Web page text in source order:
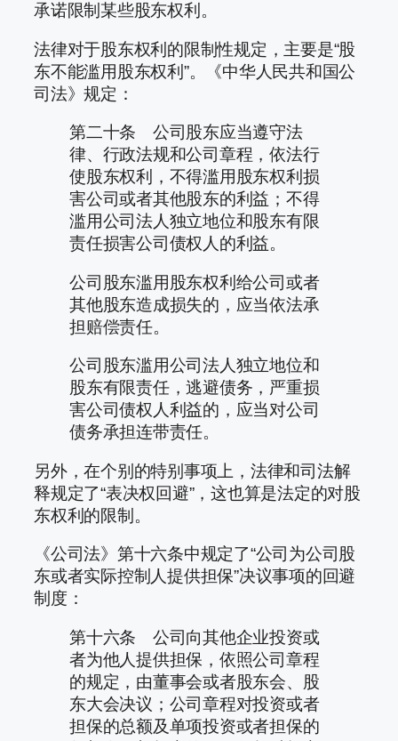
承诺限制某些股东权利。
法律对于股东权利的限制性规定，主要是“股
东不能滥用股东权利”。《中华人民共和国公
司法》规定：
第二十条 公司股东应当遵守法
律、行政法规和公司章程，依法行
使股东权利，不得滥用股东权利损
害公司或者其他股东的利益；不得
滥用公司法人独立地位和股东有限
责任损害公司债权人的利益。
公司股东滥用股东权利给公司或者
其他股东造成损失的，应当依法承
担赔偿责任。
公司股东滥用公司法人独立地位和
股东有限责任，逃避债务，严重损
害公司债权人利益的，应当对公司
债务承担连带责任。
另外，在个别的特别事项上，法律和司法解
释规定了“表决权回避”，这也算是法定的对股
东权利的限制。
《公司法》第十六条中规定了“公司为公司股
东或者实际控制人提供担保”决议事项的回避
制度：
第十六条 公司向其他企业投资或
者为他人提供担保，依照公司章程
的规定，由董事会或者股东会、股
东大会决议；公司章程对投资或者
担保的总额及单项投资或者担保的